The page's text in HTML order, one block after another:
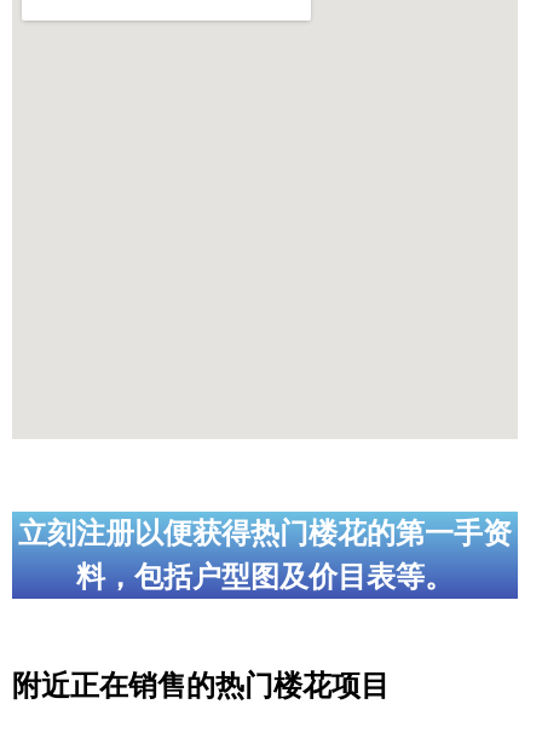
立刻注册以便获得热门楼花的第一手资
料，包括户型图及价目表等。
附近正在销售的热门楼花项目